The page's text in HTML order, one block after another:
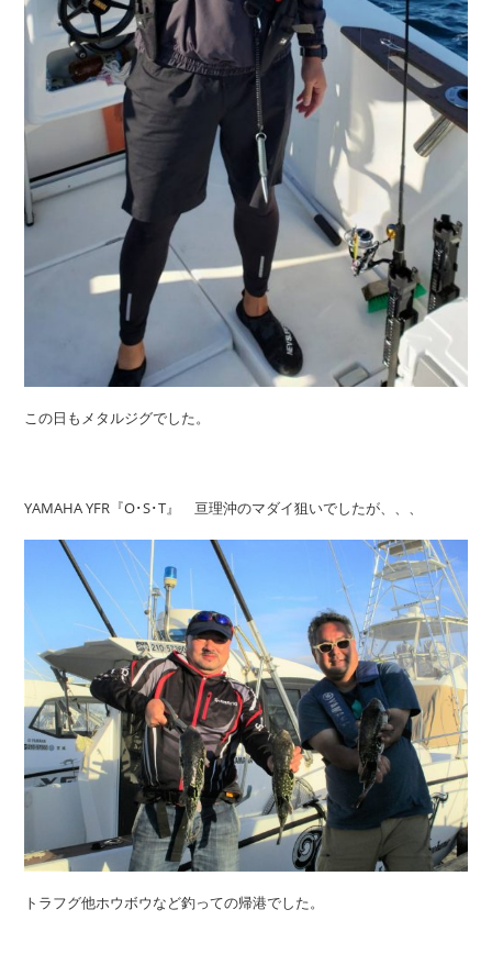
この日もメタルジグでした。
YAMAHA YFR『O･S･T』 亘理沖のマダイ狙いでしたが、、、
トラフグ他ホウボウなど釣っての帰港でした。